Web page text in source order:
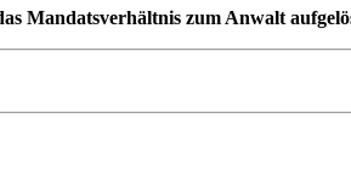
Mandatsverhältnis zum Anwalt